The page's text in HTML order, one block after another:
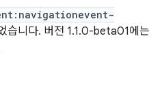
습니다. 버전 1.1.0-beta01에는